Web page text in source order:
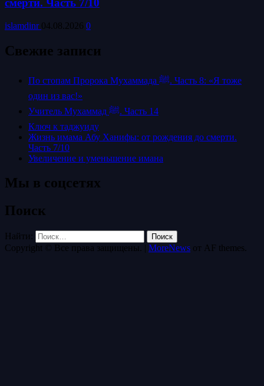
смерти. Часть 7/10
islamdinr 04.08.2026 0
Свежие записи
По стопам Пророка Мухаммада ﷺ. Часть 8: «Я тоже
один из вас!»
Учитель Мухаммад ﷺ. Часть 14
Ключ к таджуиду
Жизнь имама Абу Ханифы: от рождения до смерти.
Часть 7/10
Увеличение и уменьшение имана
Мы в соцсетях
Поиск
Найти:
Copyright © Все права защищены. | MoreNews от AF themes.